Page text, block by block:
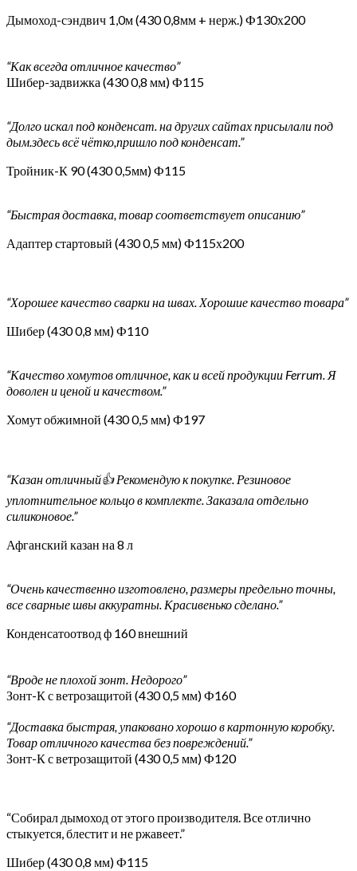
Дымоход-сэндвич 1,0м (430 0,8мм + нерж.) Ф130х200
“Как всегда отличное качество”
Шибер-задвижка (430 0,8 мм) Ф115
“Долго искал под конденсат. на других сайтах присылали под
дым.здесь всё чётко,пришло под конденсат.”
Тройник-К 90 (430 0,5мм) Ф115
“Быстрая доставка, товар соответствует описанию”
Адаптер стартовый (430 0,5 мм) Ф115х200
“Хорошее качество сварки на швах. Хорошие качество товара”
Шибер (430 0,8 мм) Ф110
“Качество хомутов отличное, как и всей продукции Ferrum. Я
доволен и ценой и качеством.”
Хомут обжимной (430 0,5 мм) Ф197
“Казан отличный👍 Рекомендую к покупке. Резиновое
уплотнительное кольцо в комплекте. Заказала отдельно
силиконовое.”
Афганский казан на 8 л
“Очень качественно изготовлено, размеры предельно точны,
все сварные швы аккуратны. Красивенько сделано.”
Конденсатоотвод ф 160 внешний
“Вроде не плохой зонт. Недорого”
Зонт-К с ветрозащитой (430 0,5 мм) Ф160
“Доставка быстрая, упаковано хорошо в картонную коробку.
Товар отличного качества без повреждений.”
Зонт-К с ветрозащитой (430 0,5 мм) Ф120
“Собирал дымоход от этого производителя. Все отлично
стыкуется, блестит и не ржавеет.”
Шибер (430 0,8 мм) Ф115